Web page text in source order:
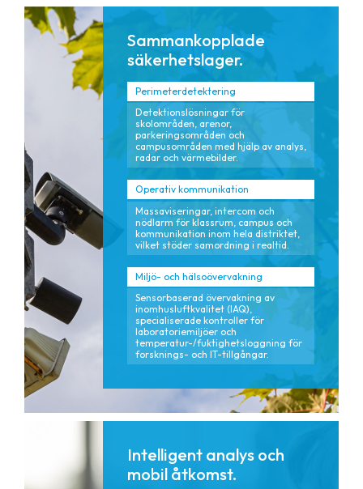
Sammankopplade
säkerhetslager.
Perimeterdetektering
Detektionslösningar för
skolområden, arenor,
parkeringsområden och
campusområden med hjälp av analys,
radar och värmebilder.
Operativ kommunikation
Massaviseringar, intercom och
nödlarm för klassrum, campus och
kommunikation inom hela distriktet,
vilket stöder samordning i realtid.
Miljö- och hälsoövervakning
Sensorbaserad övervakning av
inomhusluftkvalitet (IAQ),
specialiserade kontroller för
laboratoriemiljöer och
temperatur-/fuktighetsloggning för
forsknings- och IT-tillgångar.
Intelligent analys och
mobil åtkomst.